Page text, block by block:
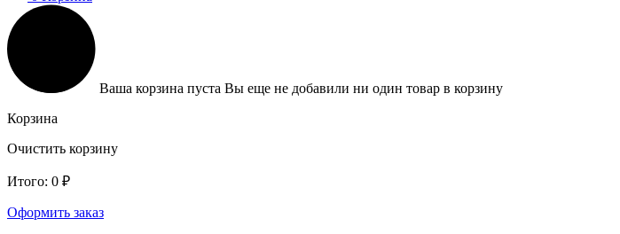
Ваша корзина пуста Вы еще не добавили ни один товар в корзину
Корзина
Очистить корзину
Итого: 0 ₽
Оформить заказ